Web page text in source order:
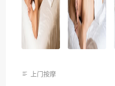
上门按摩